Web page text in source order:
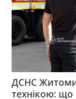
ДСНС
технікою: що